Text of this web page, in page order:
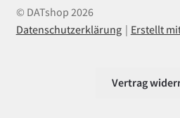
© DATshop 2026
Datenschutzerklärung
Erstellt
Vertrag